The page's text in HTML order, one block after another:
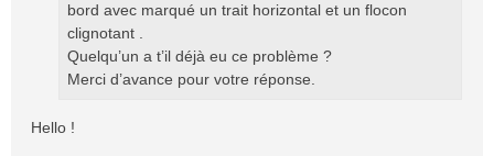
bord avec marqué un trait horizontal et un flocon
clignotant .
Quelqu’un a t’il déjà eu ce problème ?
Merci d’avance pour votre réponse.
Hello !